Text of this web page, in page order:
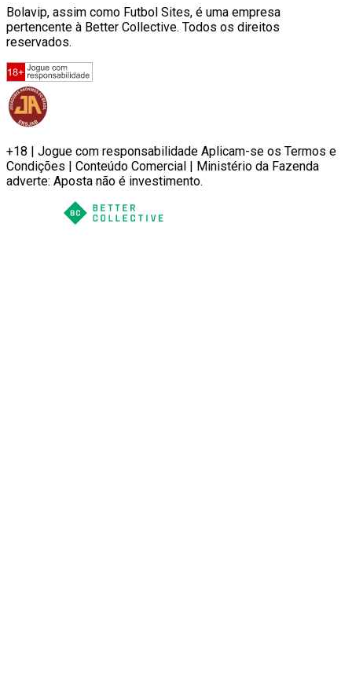
Bolavip, assim como Futbol Sites, é uma empresa
pertencente à Better Collective. Todos os direitos
reservados.
+18 | Jogue com responsabilidade Aplicam-se os Termos e
Condições | Conteúdo Comercial | Ministério da Fazenda
adverte: Aposta não é investimento.